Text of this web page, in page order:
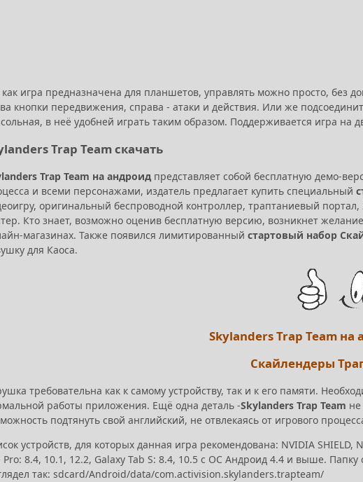
как игра предназначена для планшетов, управлять можно просто, без
кнопки передвижения, справа - атаки и действия. Или же
в неё удобней играть таким образом. Поддерживается игра на
Trap Team скачать
Trap Team на андроид представляет собой бесплатную демо-
и всеми персонажами, издатель предлагает купить специальный
оригинальный беспроводной контроллер, траптаниевый
Кто знает, возможно оценив бесплатную версию, возникнет желание
магазинах. Также появился лимитированный стартовый набор
для Каоса.
Skylanders Trap Team на
Скайлендеры
требовательна как к самому устройству, так и к его памяти.
работы приложения. Ещё одна деталь -Skylanders Trap Team
подтянуть свой английский, не отвлекаясь от игрового
устройств, для которых данная игра рекомендована: NVIDIA
Pro: 8.4, 10.1, 12.2, Galaxy Tab S: 8.4, 10.5 c ОС Андроид 4.4 и выше.
так: sdcard/Android/data/com.activision.skylanders.trapteam/